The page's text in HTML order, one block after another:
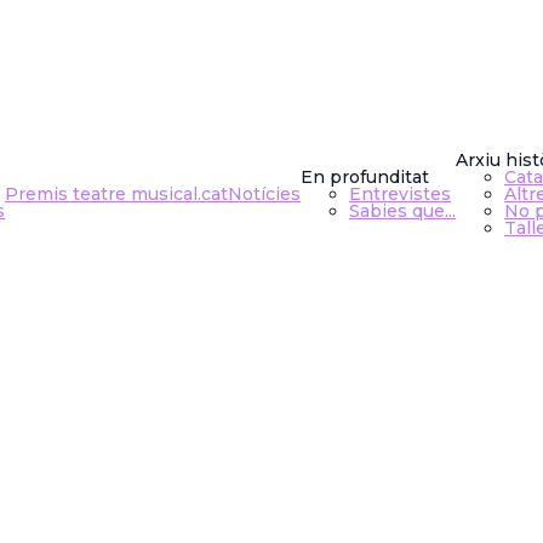
Premis teatre musical.catNotícies
En profunditat
Entrevistes
Sabies que...
Arxiu
No